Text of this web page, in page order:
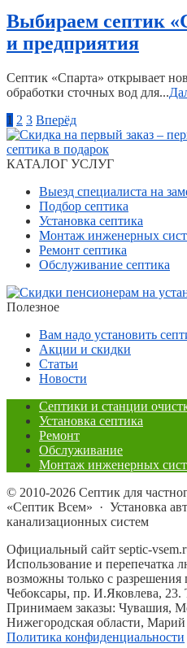
Выбираем септик
и предприятия
Септик «Спарта» открывает
обработки сточных вод для...
1 2 3 Вперёд
КАТАЛОГ УСЛУГ
Выезд специалиста на
Подбор септика
Установка септика
Монтаж инженерных
Ремонт септика
Обслуживание септика
Полезное
Вам надо установить
Акции и скидки
Статьи
Новости
Септики и станции
Установка септика
Ремонт
Обслуживание
Монтаж инженерных
© 2010-2026 Септик для
«Септик Всем» · Установка
канализационных систем
Официальный сайт septic-
Использование и перепечатка
возможны только с разрешения
Чебоксары, пр. И.Яковлева, 23.
Принимаем заказы: Чувашия,
Нижегородская области,
Политика конфиденциальности